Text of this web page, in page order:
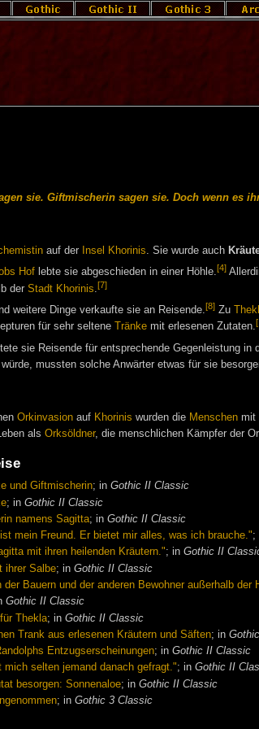
sie. Giftmischerin sagen sie. Doch wenn es
auf der Insel Khorinis. Sie wurde auch
Hoflebte sie abgeschieden in einer Höhle.[4]
der Stadt Khorinis [7]
weitere Dinge verkaufte sie an Reisende.[8]Zu
für sehr seltene
Tränkemit erlesenen Zutaten.
sie Reisende für entsprechende Gegenleistung in
mussten solche Anwärter etwas für sie
Orkinvasionauf Khorinis wurden die Menschenmit
als Orksöldner, die menschlichen Kämpfer der
und Giftmischerin; inGothic II Classic
; inGothic II Classic
namens Sagitta; inGothic II Classic
mein Freund. Er bietet mir alles, was ich brauche.";
mit ihren heilenden Kräutern."; inGothic II
ihrer Salbe; inGothic II Classic
der Bauern und der anderen Bewohner außerhalb der
Gothic II Classic
Thekla; inGothic II Classic
Trank aus erlesenen Kräutern und Säften; in
Entzugserscheinungen; inGothic II Classic
mich selten jemand danach gefragt."; inGothic II
besorgen: Sonnenaloe; inGothic II Classic
; inGothic 3 Classic